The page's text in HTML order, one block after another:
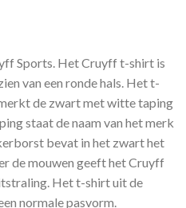
Sports. Het Cruyff t-shirt is
van een ronde hals. Het t-
de zwart met witte taping
staat de naam van het merk
bevat in het zwart het
de mouwen geeft het Cruyff
Het t-shirt uit de
normale pasvorm.